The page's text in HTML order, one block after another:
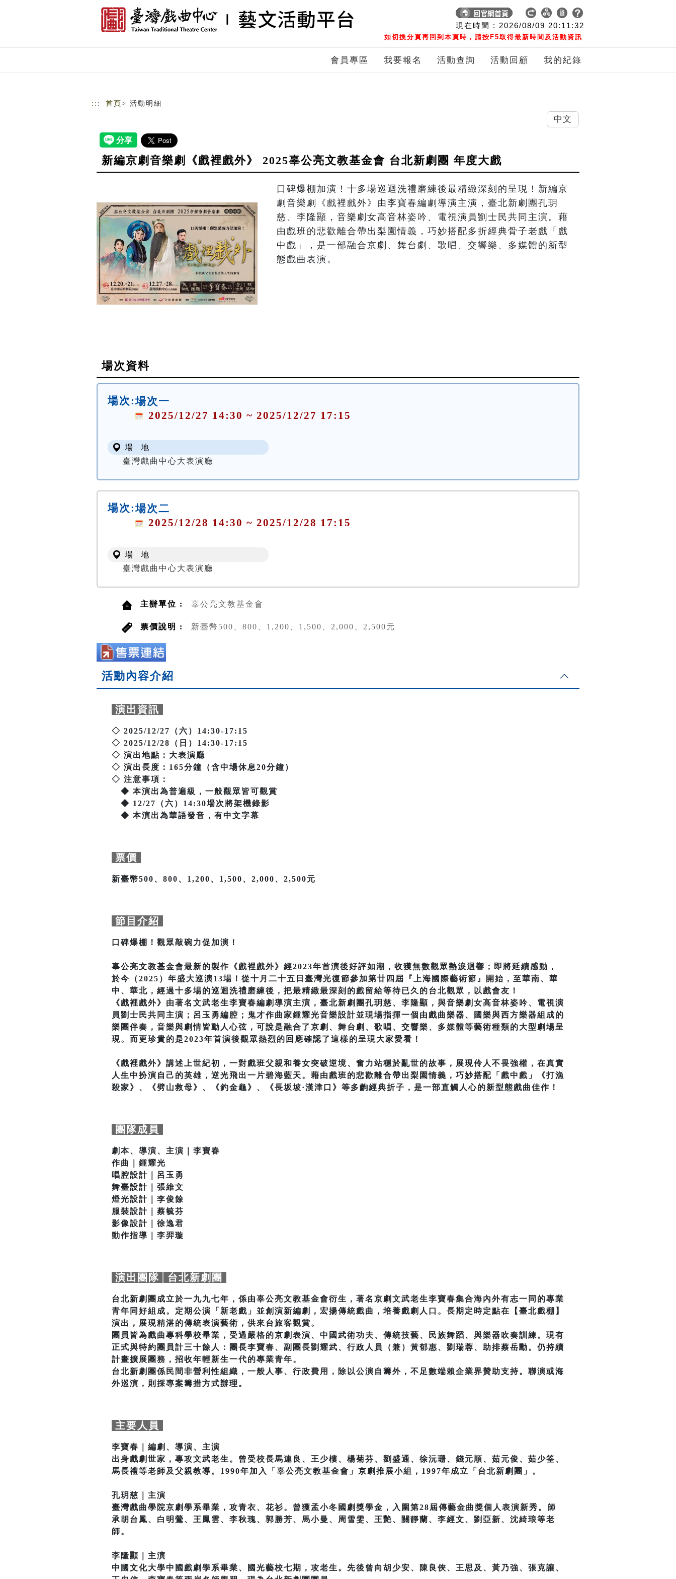
現在時間 : 2026/08/09 20:11:33
如切換分頁再回到本頁時，請按F5取得最新時間及活動資訊
會員專區 我要報名 活動查詢 活動回顧 我的紀錄
::: 首頁 > 活動明細
新編京劇音樂劇《戲裡戲外》 2025辜公亮文教基金會 台北新劇團 年度大戲
口碑爆棚加演！十多場巡迴洗禮磨練後最精緻深刻的呈現！新編京
劇音樂劇《戲裡戲外》由李寶春編劇導演主演，臺北新劇團孔玥
慈、李隆顯，音樂劇女高音林姿吟、電視演員劉士民共同主演。藉
由戲班的悲歡離合帶出梨園情義，巧妙搭配多折經典骨子老戲「戲
中戲」，是一部融合京劇、舞台劇、歌唱、交響樂、多媒體的新型
態戲曲表演。
場次資料
場次:場次一
2025/12/27 14:30 ~ 2025/12/27 17:15
場 地
臺灣戲曲中心大表演廳
場次:場次二
2025/12/28 14:30 ~ 2025/12/28 17:15
場 地
臺灣戲曲中心大表演廳
主辦單位 : 辜公亮文教基金會
票價說明 : 新臺幣500、800、1,200、1,500、2,000、2,500元
活動內容介紹
演出資訊
◇ 2025/12/27（六）14:30-17:15
◇ 2025/12/28（日）14:30-17:15
◇ 演出地點：大表演廳
◇ 演出長度：165分鐘（含中場休息20分鐘）
◇ 注意事項：
◆ 本演出為普遍級，一般觀眾皆可觀賞
◆ 12/27（六）14:30場次將架機錄影
◆ 本演出為華語發音，有中文字幕
票價
新臺幣500、800、1,200、1,500、2,000、2,500元
節目介紹
口碑爆棚！觀眾敲碗力促加演！
辜公亮文教基金會最新的製作《戲裡戲外》經2023年首演後好評如潮，收獲無數觀眾熱淚迴響；即將延續感動，
於今（2025）年盛大巡演13場！從十月二十五日臺灣光復節參加第廿四屆『上海國際藝術節』開始，至華南、華
中、華北，經過十多場的巡迴洗禮磨練後，把最精緻最深刻的戲留給等待已久的台北觀眾，以戲會友！
《戲裡戲外》由著名文武老生李寶春編劇導演主演，臺北新劇團孔玥慈、李隆顯，與音樂劇女高音林姿吟、電視演
員劉士民共同主演；呂玉勇編腔；鬼才作曲家鍾耀光音樂設計並現場指揮一個由戲曲樂器、國樂與西方樂器組成的
樂團伴奏，音樂與劇情皆動人心弦，可說是融合了京劇、舞台劇、歌唱、交響樂、多媒體等藝術種類的大型劇場呈
現。而更珍貴的是2023年首演後觀眾熱烈的回應確認了這樣的呈現大家愛看！
《戲裡戲外》講述上世紀初，一對戲班父親和養女突破逆境、奮力站穩於亂世的故事，展現伶人不畏強權，在真實
人生中扮演自己的英雄，逆光飛出一片碧海藍天。藉由戲班的悲歡離合帶出梨園情義，巧妙搭配「戲中戲」《打漁
殺家》、《劈山救母》、《釣金龜》、《長坂坡·漢津口》等多齣經典折子，是一部直觸人心的新型態戲曲佳作！
團隊成員
劇本、導演、主演｜李寶春
作曲｜鍾耀光
唱腔設計｜呂玉勇
舞臺設計｜張維文
燈光設計｜李俊餘
服裝設計｜蔡毓芬
影像設計｜徐逸君
動作指導｜李羿璇
演出團隊│台北新劇團
台北新劇團成立於一九九七年，係由辜公亮文教基金會衍生，著名京劇文武老生李寶春集合海內外有志一同的專業
青年同好組成。定期公演「新老戲」並創演新編劇，宏揚傳統戲曲，培養戲劇人口。長期定時定點在【臺北戲棚】
演出，展現精湛的傳統表演藝術，供來台旅客觀賞。
團員皆為戲曲專科學校畢業，受過嚴格的京劇表演、中國武術功夫、傳統技藝、民族舞蹈、與樂器吹奏訓練。現有
正式與特約團員計三十餘人：團長李寶春、副團長劉耀武、行政人員（兼）黃郁惠、劉瑞蓉、助排蔡岳勳。仍持續
計畫擴展團務，招收年輕新生一代的專業青年。
台北新劇團係民間非營利性組織，一般人事、行政費用，除以公演自籌外，不足數端賴企業界贊助支持。聯演或海
外巡演，則採專案籌措方式辦理。
主要人員
李寶春｜編劇、導演、主演
出身戲劇世家，專攻文武老生。曾受校長馬連良、王少樓、楊菊芬、劉盛通、徐沅珊、錢元順、茹元俊、茹少筌、
馬長禮等老師及父親教導。1990年加入「辜公亮文教基金會」京劇推展小組，1997年成立「台北新劇團」。
孔玥慈｜主演
臺灣戲曲學院京劇學系畢業，攻青衣、花衫。曾獲孟小冬國劇獎學金，入圍第28屆傳藝金曲獎個人表演新秀。師
承胡台鳳、白明鶯、王鳳雲、李秋瑰、郭勝芳、馬小曼、周雪雯、王艷、關靜蘭、李經文、劉亞新、沈綺琅等老
師。
李隆顯｜主演
中國文化大學中國戲劇學系畢業、國光藝校七期，攻老生。先後曾向胡少安、陳良俠、王思及、黃乃強、張克讓、